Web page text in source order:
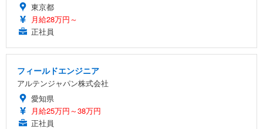
東京都
月給28万円～
正社員
フィールドエンジニア
アルテンジャパン株式会社
愛知県
月給25万円～38万円
正社員